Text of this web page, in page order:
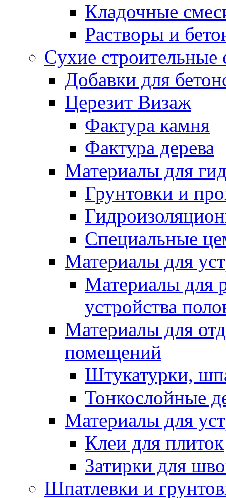
Кладочные
Растворы и
Сухие строительные
Добавки для
Церезит Визаж
Фактура камня
Фактура дерева
Материалы для
Грунтовки и
Специальные
Материалы для
Материалы для
устройства
Материалы для
помещений
Штукатурки,
Тонкослойные
Материалы для
Клеи для плиток
Затирки для
Шпатлевки и